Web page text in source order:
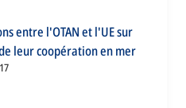
entre l'OTAN et l'UE sur
leur coopération en mer